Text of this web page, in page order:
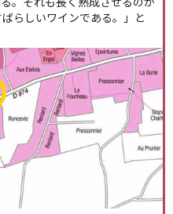
らしいワインである。」と